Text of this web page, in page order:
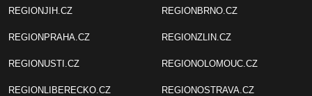
REGIONJIH.CZ
REGIONPRAHA.CZ
REGIONUSTI.CZ
REGIONLIBERECKO.CZ
REGIONBRNO.CZ
REGIONZLIN.CZ
REGIONOLOMOUC.CZ
REGIONOSTRAVA.CZ